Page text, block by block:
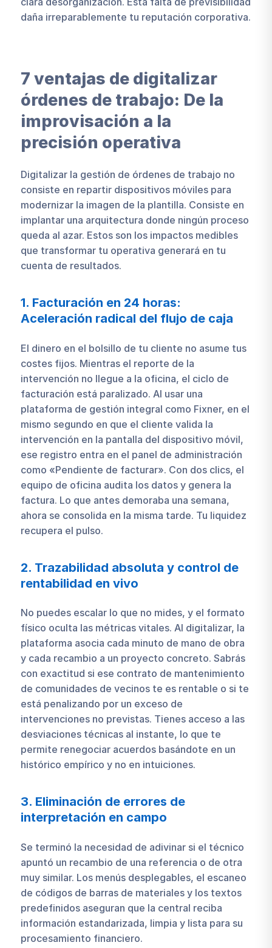
daña irreparablemente tu reputación corporativa.
7 ventajas de digitalizar
órdenes de trabajo: De la
improvisación a la
precisión operativa
Digitalizar la gestión de órdenes de trabajo no
consiste en repartir dispositivos móviles para
modernizar la imagen de la plantilla. Consiste en
implantar una arquitectura donde ningún proceso
queda al azar. Estos son los impactos medibles
que transformar tu operativa generará en tu
cuenta de resultados.
1. Facturación en 24 horas:
Aceleración radical del flujo de caja
El dinero en el bolsillo de tu cliente no asume tus
costes fijos. Mientras el reporte de la
intervención no llegue a la oficina, el ciclo de
facturación está paralizado. Al usar una
plataforma de gestión integral como Fixner, en el
mismo segundo en que el cliente valida la
intervención en la pantalla del dispositivo móvil,
ese registro entra en el panel de administración
como «Pendiente de facturar». Con dos clics, el
equipo de oficina audita los datos y genera la
factura. Lo que antes demoraba una semana,
ahora se consolida en la misma tarde. Tu liquidez
recupera el pulso.
2. Trazabilidad absoluta y control de
rentabilidad en vivo
No puedes escalar lo que no mides, y el formato
físico oculta las métricas vitales. Al digitalizar, la
plataforma asocia cada minuto de mano de obra
y cada recambio a un proyecto concreto. Sabrás
con exactitud si ese contrato de mantenimiento
de comunidades de vecinos te es rentable o si te
está penalizando por un exceso de
intervenciones no previstas. Tienes acceso a las
desviaciones técnicas al instante, lo que te
permite renegociar acuerdos basándote en un
histórico empírico y no en intuiciones.
3. Eliminación de errores de
interpretación en campo
Se terminó la necesidad de adivinar si el técnico
apuntó un recambio de una referencia o de otra
muy similar. Los menús desplegables, el escaneo
de códigos de barras de materiales y los textos
predefinidos aseguran que la central reciba
información estandarizada, limpia y lista para su
procesamiento financiero.